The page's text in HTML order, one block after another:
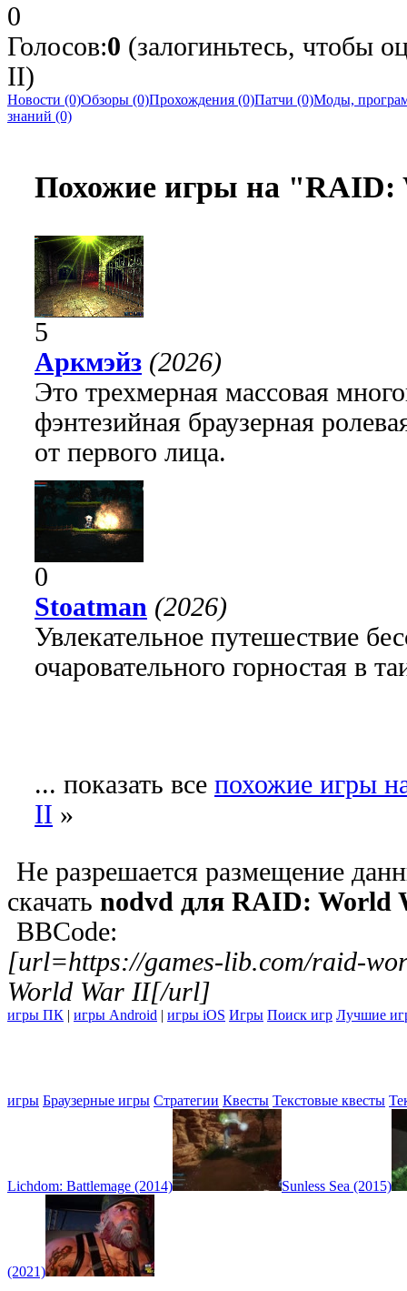
0
Голосов:0 (залогиньтесь, чтобы
II)
Новости (0)Обзоры (0)Прохождения (0)Патчи (0)Моды,
знаний (0)
Похожие игры на
5
Аркмэйз (2026)
Это трехмерная массовая
фэнтезийная браузерная
от первого лица.
0
Stoatman (2026)
Увлекательное путешествие
очаровательного горностая в
... показать все похожие игры
II »
Не разрешается размещение
скачать nodvd для RAID: World
BBCode:
[url=https://games-lib.com/raid-
World War II[/url]
игры ПК | игры Android | игры iOS Игры Поиск игр Лучшие
игры Браузерные игры Стратегии Квесты Текстовые квесты
Lichdom: Battlemage (2014) Sunless Sea (2015)
(2021)